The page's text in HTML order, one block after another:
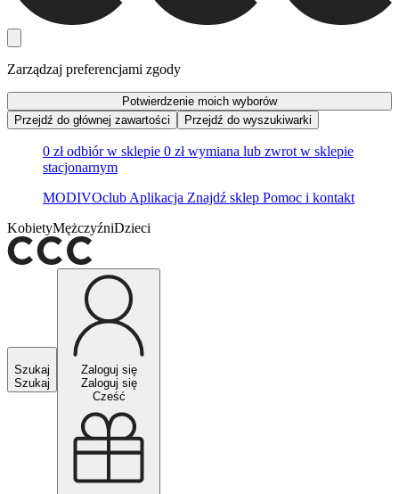
Zarządzaj preferencjami zgody
Potwierdzenie moich wyborów
Przejdź do głównej zawartości
Przejdź do wyszukiwarki
0 zł odbiór w sklepie 0 zł wymiana lub zwrot w sklepie
stacjonarnym
MODIVOclub Aplikacja Znajdź sklep Pomoc i kontakt
KobietyMężczyźniDzieci
Szukaj
Szukaj
Zaloguj się
Zaloguj się
Cześć